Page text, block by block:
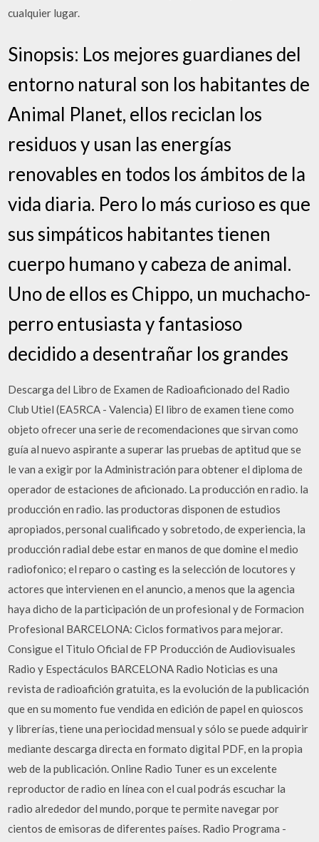
cualquier lugar.
Sinopsis: Los mejores guardianes del
entorno natural son los habitantes de
Animal Planet, ellos reciclan los
residuos y usan las energías
renovables en todos los ámbitos de la
vida diaria. Pero lo más curioso es que
sus simpáticos habitantes tienen
cuerpo humano y cabeza de animal.
Uno de ellos es Chippo, un muchacho-
perro entusiasta y fantasioso
decidido a desentrañar los grandes
Descarga del Libro de Examen de Radioaficionado del Radio
Club Utiel (EA5RCA - Valencia) El libro de examen tiene como
objeto ofrecer una serie de recomendaciones que sirvan como
guía al nuevo aspirante a superar las pruebas de aptitud que se
le van a exigir por la Administración para obtener el diploma de
operador de estaciones de aficionado. La producción en radio. la
producción en radio. las productoras disponen de estudios
apropiados, personal cualificado y sobretodo, de experiencia, la
producción radial debe estar en manos de que domine el medio
radiofonico; el reparo o casting es la selección de locutores y
actores que intervienen en el anuncio, a menos que la agencia
haya dicho de la participación de un profesional y de Formacion
Profesional BARCELONA: Ciclos formativos para mejorar.
Consigue el Titulo Oficial de FP Producción de Audiovisuales
Radio y Espectáculos BARCELONA Radio Noticias es una
revista de radioafición gratuita, es la evolución de la publicación
que en su momento fue vendida en edición de papel en quioscos
y librerías, tiene una periocidad mensual y sólo se puede adquirir
mediante descarga directa en formato digital PDF, en la propia
web de la publicación. Online Radio Tuner es un excelente
reproductor de radio en línea con el cual podrás escuchar la
radio alrededor del mundo, porque te permite navegar por
cientos de emisoras de diferentes países. Radio Programa -